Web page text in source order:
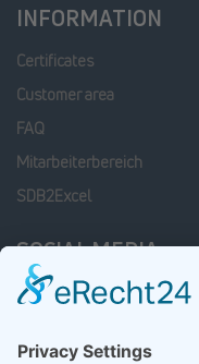
INFORMATION
Certificates
Customer area
FAQ
Mitarbeiterbereich
SDB2Excel
SOCIAL MEDIA
Facebook
Linkedin
xing